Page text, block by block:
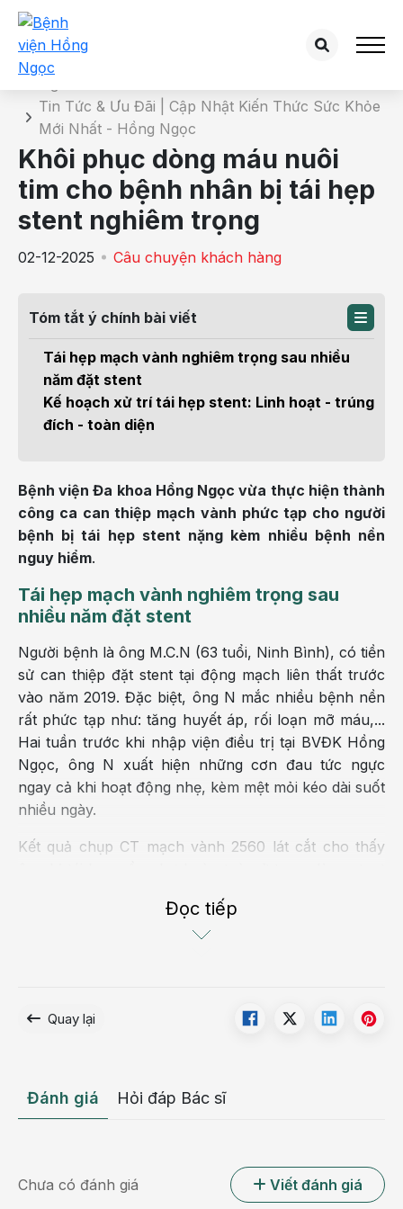
Chi tiết tin tức
Tin Tức & Ưu Đãi | Cập Nhật Kiến Thức Sức Khỏe
Mới Nhất - Hồng Ngọc
Khôi phục dòng máu nuôi
tim cho bệnh nhân bị tái hẹp
stent nghiêm trọng
02-12-2025 Câu chuyện khách hàng
Tóm tắt ý chính bài viết
Tái hẹp mạch vành nghiêm trọng sau nhiều
năm đặt stent
Kế hoạch xử trí tái hẹp stent: Linh hoạt - trúng
đích - toàn diện
Bệnh viện Đa khoa Hồng Ngọc vừa thực hiện thành
công ca can thiệp mạch vành phức tạp cho người
bệnh bị tái hẹp stent nặng kèm nhiều bệnh nền
nguy hiểm.
Tái hẹp mạch vành nghiêm trọng sau
nhiều năm đặt stent
Người bệnh là ông M.C.N (63 tuổi, Ninh Bình), có tiền
sử can thiệp đặt stent tại động mạch liên thất trước
vào năm 2019. Đặc biệt, ông N mắc nhiều bệnh nền
rất phức tạp như: tăng huyết áp, rối loạn mỡ máu,...
Hai tuần trước khi nhập viện điều trị tại BVĐK Hồng
Ngọc, ông N xuất hiện những cơn đau tức ngực
ngay cả khi hoạt động nhẹ, kèm mệt mỏi kéo dài suốt
nhiều ngày.
Kết quả chụp CT mạch vành 2560 lát cắt cho thấy
gây thiếu máu nuôi tim nghiêm trọng và có thể dẫn
Phúc Trường Minh, người trực tiếp thăm khám cho
Đọc tiếp
Quay lại
Đánh giá Hỏi đáp Bác sĩ
Chưa có đánh giá Viết đánh giá